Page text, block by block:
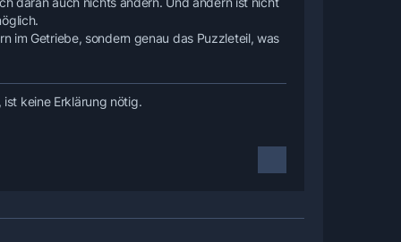
im Getriebe, sondern genau das Puzzleteil, was
keine Erklärung nötig.